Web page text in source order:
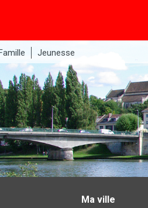
Jeunesse
Ma ville